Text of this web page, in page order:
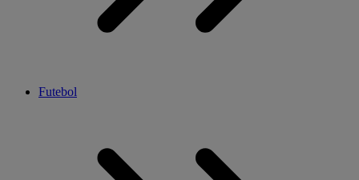
Futebol